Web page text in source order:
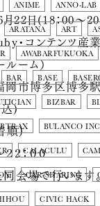
ANIME ANNO-LAB
ARATANA ART
AWABARFUKUOKA
BAR BASE
BIZBAR
BTRAX BULANCO INC
CALACULU
CAR-SHARING
CIVIC HACK
22日(18：00～
・コンテンツ産
ルーム）
岡市博多区博多
)
順)
２２：００
同会場で行います